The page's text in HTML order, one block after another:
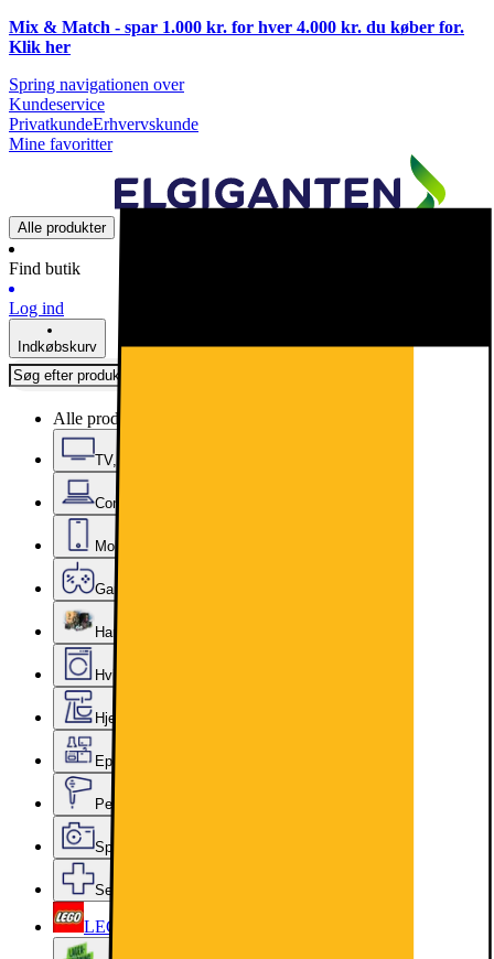
Mix & Match - spar 1.000 kr. for hver 4.000 kr. du køber for.
Klik her
Spring navigationen over
Kundeservice
PrivatkundeErhvervskunde
Mine favoritter
Alle produkter
Find butik
Log ind
Indkøbskurv
Alle produkter
TV, Lyd & Smart Home
Computer & Kontor
Mobil, Tablet & Smartwatch
Gaming
Hardware
Hvidevarer
Hjem, Rengøring & Køkkenudstyr
Epoq køkken & bryggers
Personlig pleje, Skønhed & Velvære
Sport, Fritid & Hobby
Services & tilbehør
LEGO